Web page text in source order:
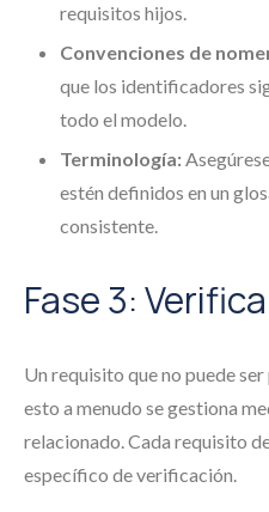
requisitos hijos.
Convenciones de
que los identificadores
todo el modelo.
Terminología:
estén definidos en un
consistente.
Fase 3:
Un requisito que no puede
esto a menudo se gestiona
relacionado. Cada requisito
específico de verificación.